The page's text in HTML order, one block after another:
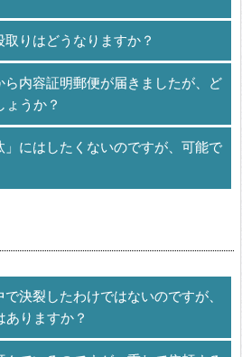
りはどうなりますか？
ら内容証明郵便が届きましたが、ど
ょうか？
」にはしたくないのですが、可能で
決裂したわけではないのですが、
りますか？